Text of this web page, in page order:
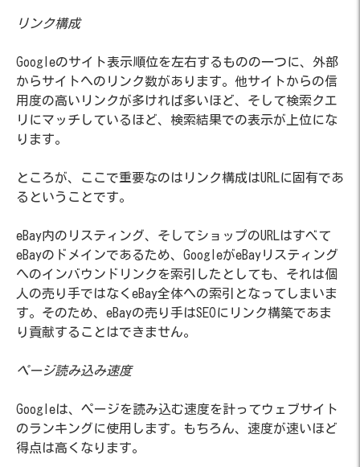
リンク構成
Googleのサイト表示順位を左右するものの一つに、外部
からサイトへのリンク数があります。他サイトからの信
用度の高いリンクが多ければ多いほど、そして検索クエ
リにマッチしているほど、検索結果での表示が上位にな
ります。
ところが、ここで重要なのはリンク構成はURLに固有であ
るということです。
eBay内のリスティング、そしてショップのURLはすべて
eBayのドメインであるため、GoogleがeBayリスティング
へのインバウンドリンクを索引したとしても、それは個
人の売り手ではなくeBay全体への索引となってしまいま
す。そのため、eBayの売り手はSEOにリンク構築であま
り貢献することはできません。
ページ読み込み速度
Googleは、ページを読み込む速度を計ってウェブサイト
のランキングに使用します。もちろん、速度が速いほど
得点は高くなります。